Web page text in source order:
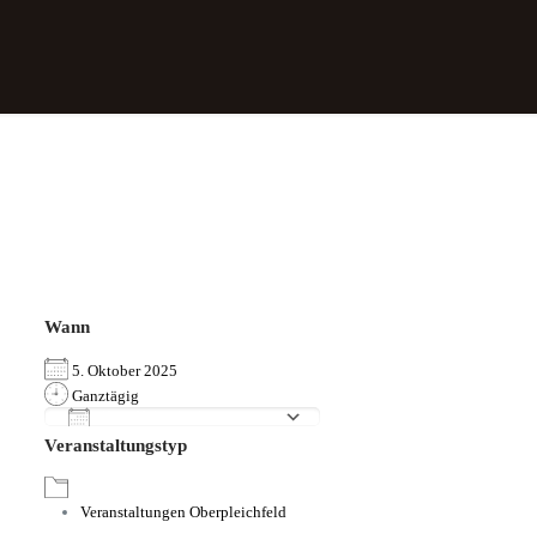
Wann
5. Oktober 2025
Ganztägig
ICS herunterladenGoogle Kalender
Veranstaltungstyp
Veranstaltungen Oberpleichfeld